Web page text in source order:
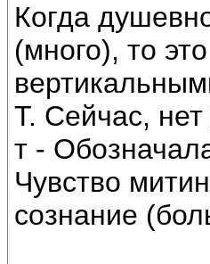
Когда
(много), то
Т. Сейчас, нет
т -
Чувство
сознание